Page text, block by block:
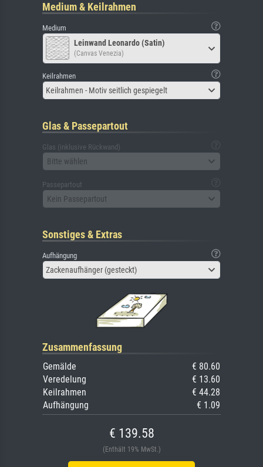
Medium & Keilrahmen
Medium
Leinwand Leonardo (Satin)
(Canvas Venezia)
Keilrahmen
Keilrahmen - Motiv seitlich gespiegelt
Glas & Passepartout
Glas (inklusive Rückwand)
Bitte wählen
Passepartout
Kein Passepartout
Sonstiges & Extras
Aufhängung
Zackenaufhänger (gesteckt)
Zusammenfassung
Gemälde
€ 80.60
Veredelung
€ 13.60
Keilrahmen
€ 44.28
Aufhängung
€ 1.09
€ 139.58
(Enthält 19% MwSt.)